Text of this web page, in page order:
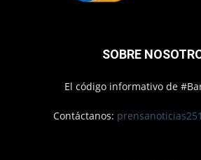
SOBRE
El código informativo de
Contáctanos: